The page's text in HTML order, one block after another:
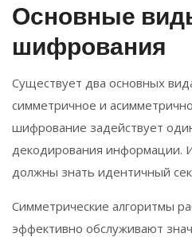
Основные
шифрования
Существует два основных
симметричное и
шифрование задействует
декодирования информации.
должны знать идентичный
Симметрические алгоритмы
эффективно обслуживают